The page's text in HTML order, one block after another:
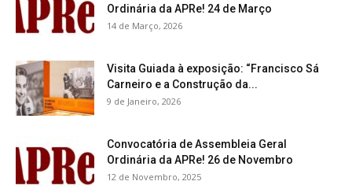
Ordinária da APRe! 24 de Março
14 de Março, 2026
Visita Guiada à exposição: “Francisco Sá
Carneiro e a Construção da...
9 de Janeiro, 2026
Convocatória de Assembleia Geral
Ordinária da APRe! 26 de Novembro
12 de Novembro, 2025